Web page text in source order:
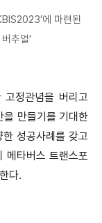
에 마련된
추얼’
정관념을 버리고
을 만들기를 기대한
성공사례를 갖고
메타버스 트랜스포
다.